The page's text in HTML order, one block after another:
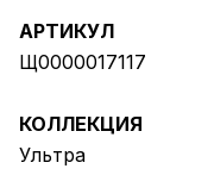
АРТИКУЛ
КОЛЛЕКЦИЯ